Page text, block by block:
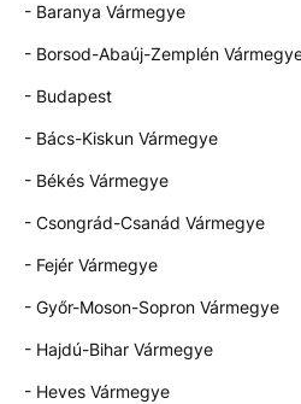
- Baranya Vármegye
- Borsod-Abaúj-Zemplén
- Budapest
- Bács-Kiskun Vármegye
- Békés Vármegye
- Csongrád-Csanád Vármegye
- Fejér Vármegye
- Győr-Moson-Sopron Vármegye
- Hajdú-Bihar Vármegye
- Heves Vármegye